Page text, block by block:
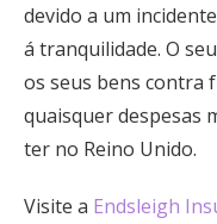
devido a um
á tranquilidade. O
os seus bens contra
quaisquer despesas
ter no Reino Unido.
Visite a Endsleigh